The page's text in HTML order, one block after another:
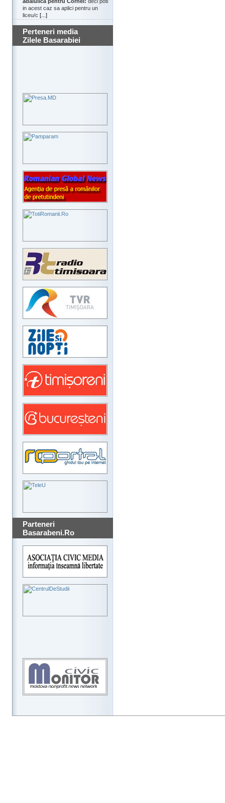
in acest caz sa aplici pentru un
liceu/c [...]
Perteneri media
Zilele Basarabiei
Parteneri
Basarabeni.Ro